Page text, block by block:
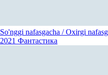
So'nggi nafasgacha / Oxirgi
2021 Фантастика